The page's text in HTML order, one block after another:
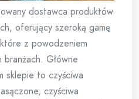
dostawca produktów
oferujący szeroką gamę
z powodzeniem
Główne
sklepie to czyściwa
czyściwa